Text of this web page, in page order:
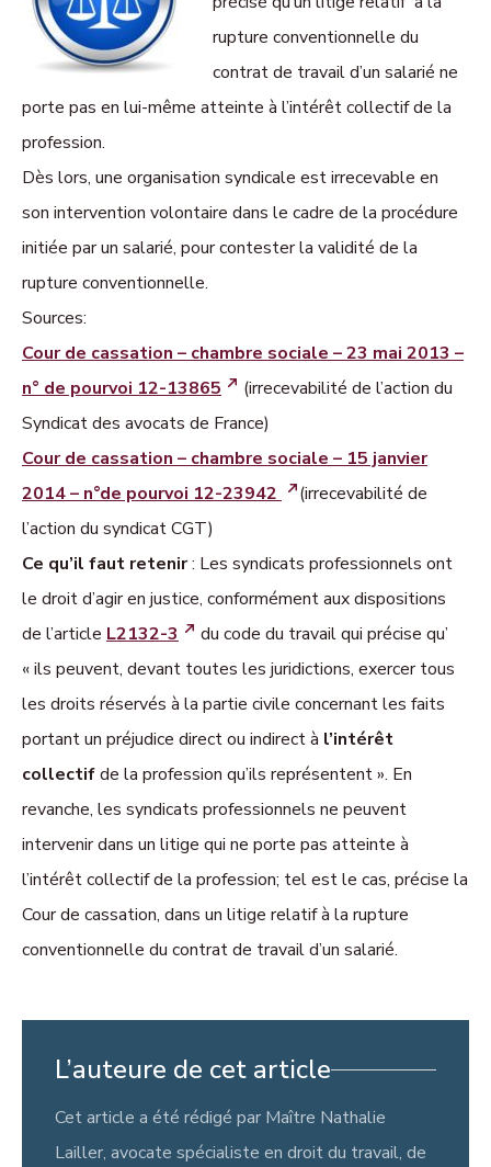
rupture conventionnelle du
contrat de travail d’un salarié ne
porte pas en lui-même atteinte à l’intérêt collectif de la
profession.
Dès lors, une organisation syndicale est irrecevable en
son intervention volontaire dans le cadre de la procédure
initiée par un salarié, pour contester la validité de la
rupture conventionnelle.
Sources:
Cour de cassation – chambre sociale – 23 mai 2013 –
n° de pourvoi 12-13865
(irrecevabilité de l’action du
Syndicat des avocats de France)
Cour de cassation – chambre sociale – 15 janvier
2014 – n°de pourvoi 12-23942
(irrecevabilité de
l’action du syndicat CGT)
Ce qu’il faut retenir: Les syndicats professionnels ont
le droit d’agir en justice, conformément aux dispositions
de l’article L2132-3
du code du travail qui précise qu’
« ils peuvent, devant toutes les juridictions, exercer tous
les droits réservés à la partie civile concernant les faits
portant un préjudice direct ou indirect à l’intérêt
collectifde la profession qu’ils représentent ». En
revanche, les syndicats professionnels ne peuvent
intervenir dans un litige qui ne porte pas atteinte à
l’intérêt collectif de la profession; tel est le cas, précise la
Cour de cassation, dans un litige relatif à la rupture
conventionnelle du contrat de travail d’un salarié.
L’auteure de cet article
Cet article a été rédigé par Maître Nathalie
Lailler, avocate spécialiste en droit du travail, de